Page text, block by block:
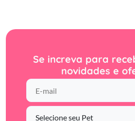
Se increva para
novidades e